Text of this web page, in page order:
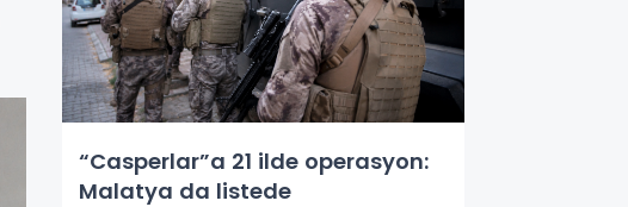
“Casperlar”a 21 ilde operasyon:
Malatya da listede